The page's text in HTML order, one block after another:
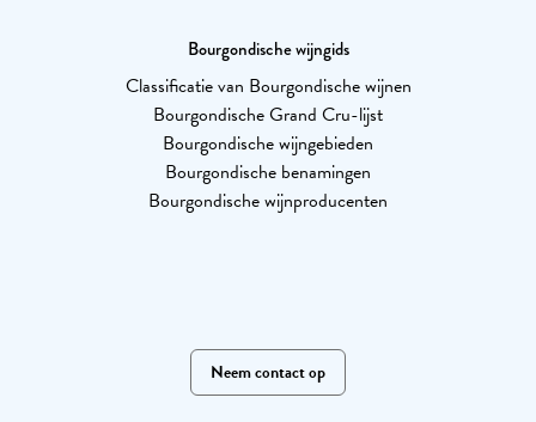
Bourgondische wijngids
Classificatie van Bourgondische wijnen
Bourgondische Grand Cru-lijst
Bourgondische wijngebieden
Bourgondische benamingen
Bourgondische wijnproducenten
Neem contact op